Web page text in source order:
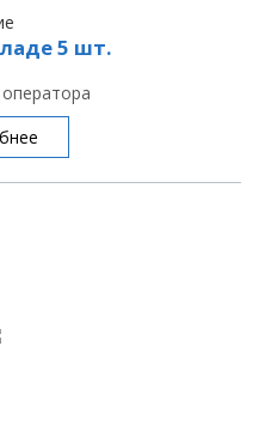
5 шт.